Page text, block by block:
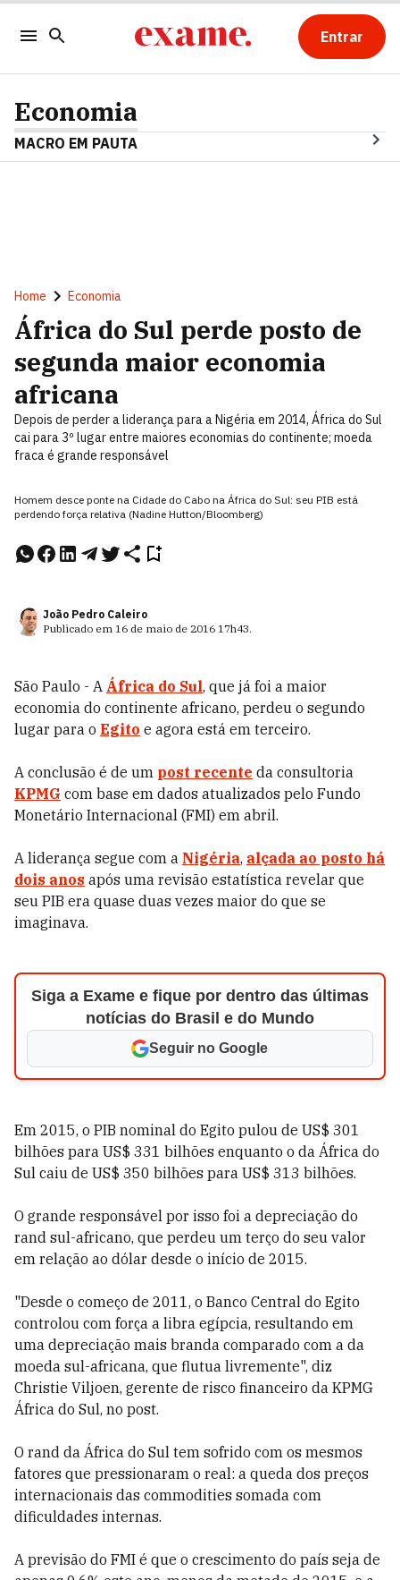
Entrar
Economia
MACRO EM PAUTA
Home Economia
África do Sul perde posto de
segunda maior economia
africana
Depois de perder a liderança para a Nigéria em 2014, África do Sul
cai para 3º lugar entre maiores economias do continente; moeda
fraca é grande responsável
Homem desce ponte na Cidade do Cabo na África do Sul: seu PIB está
perdendo força relativa (Nadine Hutton/Bloomberg)
João Pedro Caleiro
Publicado em 16 de maio de 2016 17h43.
São Paulo - A África do Sul, que já foi a maior
economia do continente africano, perdeu o segundo
lugar para o Egito e agora está em terceiro.
A conclusão é de um post recente da consultoria
KPMG com base em dados atualizados pelo Fundo
Monetário Internacional (FMI) em abril.
A liderança segue com a Nigéria, alçada ao posto há
dois anos após uma revisão estatística revelar que
seu PIB era quase duas vezes maior do que se
imaginava.
Siga a Exame e fique por dentro das últimas
notícias do Brasil e do Mundo
Seguir no Google
Em 2015, o PIB nominal do Egito pulou de US$ 301
bilhões para US$ 331 bilhões enquanto o da África do
Sul caiu de US$ 350 bilhões para US$ 313 bilhões.
O grande responsável por isso foi a depreciação do
rand sul-africano, que perdeu um terço do seu valor
em relação ao dólar desde o início de 2015.
"Desde o começo de 2011, o Banco Central do Egito
controlou com força a libra egípcia, resultando em
uma depreciação mais branda comparado com a da
moeda sul-africana, que flutua livremente", diz
Christie Viljoen, gerente de risco financeiro da KPMG
África do Sul, no post.
O rand da África do Sul tem sofrido com os mesmos
fatores que pressionaram o real: a queda dos preços
internacionais das commodities somada com
dificuldades internas.
A previsão do FMI é que o crescimento do país seja de